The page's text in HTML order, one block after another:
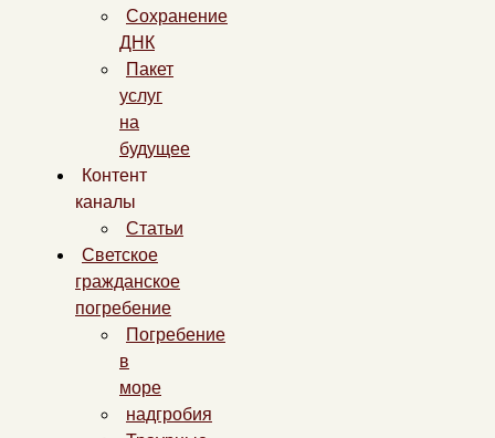
Сохранение
ДНК
Пакет
услуг
на
будущее
Контент
каналы
Статьи
Светское
гражданское
погребение
Погребение
в
море
надгробия